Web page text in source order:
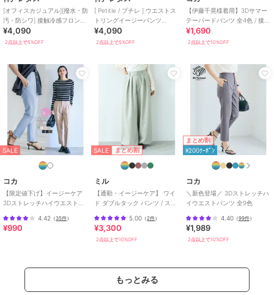
原産国 中国
[オフィスカジュアル][撥水・防
汚・防シワ] 接触冷感フロント
タックワイドスラックス
[M4408]
¥4,090
2点以上で5%OFF
[ Petitle / プチレ ] ウエストス
トリングイージーパンツ
[M4350]
¥4,090
2点以上で5%OFF
【伊藤千晃様着用】3Dサマー
テーパードパンツ 全4色 / 接触
冷感・シワになりにくい
¥1,690
2点以上で10%OFF
SALE
コカ
【限定値下げ】イージーケア
3Dストレッチハイウエストパ
4.42 （35件）
¥990
SALE まとめ割
ミル
【通勤・イージーケア】 ワイ
ド ダブルタック パンツ / スラ
5.00 （2件）
¥3,300
2点以上で10%OFF
まとめ割
¥200ｸｰﾎﾟﾝ
コカ
＼新色登場／ 3Dストレッチハ
イウエストパンツ 全9色
4.40（99件）
¥1,989
2点以上で10%OFF
もっとみる